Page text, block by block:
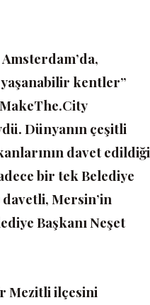
kentler”
Dünyanın çeşitli
davet edildiği
bir tek Belediye
Mersin’in
Başkanı Neşet
Mezitli ilçesini